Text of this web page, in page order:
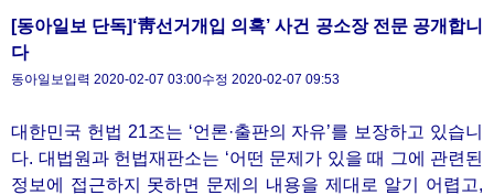
[동아일보 단독]‘靑선거개입 의혹’ 사건 공소장 전문 공개합니
다
동아일보입력 2020-02-07 03:00수정 2020-02-07 09:53
대한민국 헌법 21조는 ‘언론·출판의 자유’를 보장하고 있습니
다. 대법원과 헌법재판소는 ‘어떤 문제가 있을 때 그에 관련된
정보에 접근하지 못하면 문제의 내용을 제대로 알기 어렵고,